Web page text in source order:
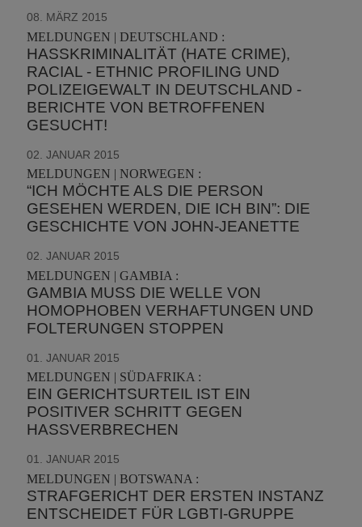
08. MÄRZ 2015
MELDUNGEN | DEUTSCHLAND :
HASSKRIMINALITÄT (HATE CRIME),
RACIAL - ETHNIC PROFILING UND
POLIZEIGEWALT IN DEUTSCHLAND -
BERICHTE VON BETROFFENEN
GESUCHT!
02. JANUAR 2015
MELDUNGEN | NORWEGEN :
“ICH MÖCHTE ALS DIE PERSON
GESEHEN WERDEN, DIE ICH BIN”: DIE
GESCHICHTE VON JOHN-JEANETTE
02. JANUAR 2015
MELDUNGEN | GAMBIA :
GAMBIA MUSS DIE WELLE VON
HOMOPHOBEN VERHAFTUNGEN UND
FOLTERUNGEN STOPPEN
01. JANUAR 2015
MELDUNGEN | SÜDAFRIKA :
EIN GERICHTSURTEIL IST EIN
POSITIVER SCHRITT GEGEN
HASSVERBRECHEN
01. JANUAR 2015
MELDUNGEN | BOTSWANA :
STRAFGERICHT DER ERSTEN INSTANZ
ENTSCHEIDET FÜR LGBTI-GRUPPE